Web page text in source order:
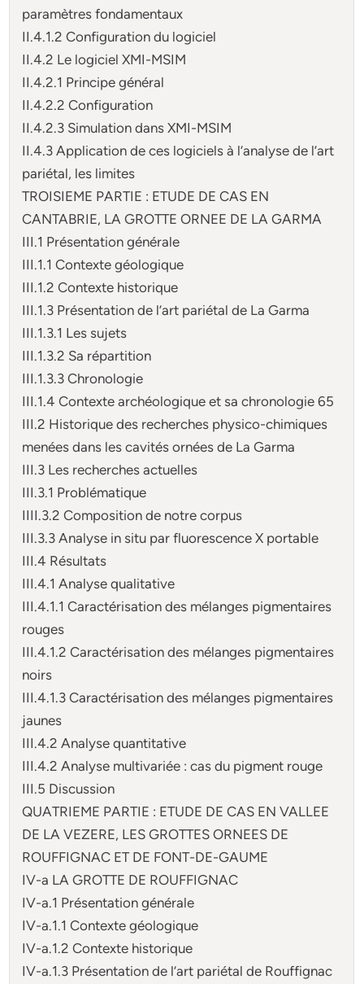
paramètres fondamentaux
II.4.1.2 Configuration du logiciel
II.4.2 Le logiciel XMI-MSIM
II.4.2.1 Principe général
II.4.2.2 Configuration
II.4.2.3 Simulation dans XMI-MSIM
II.4.3 Application de ces logiciels à l’analyse de l’art
pariétal, les limites
TROISIEME PARTIE : ETUDE DE CAS EN
CANTABRIE, LA GROTTE ORNEE DE LA GARMA
III.1 Présentation générale
III.1.1 Contexte géologique
III.1.2 Contexte historique
III.1.3 Présentation de l’art pariétal de La Garma
III.1.3.1 Les sujets
III.1.3.2 Sa répartition
III.1.3.3 Chronologie
III.1.4 Contexte archéologique et sa chronologie 65
III.2 Historique des recherches physico-chimiques
menées dans les cavités ornées de La Garma
III.3 Les recherches actuelles
III.3.1 Problématique
IIII.3.2 Composition de notre corpus
III.3.3 Analyse in situ par fluorescence X portable
III.4 Résultats
III.4.1 Analyse qualitative
III.4.1.1 Caractérisation des mélanges pigmentaires
rouges
III.4.1.2 Caractérisation des mélanges pigmentaires
noirs
III.4.1.3 Caractérisation des mélanges pigmentaires
jaunes
III.4.2 Analyse quantitative
III.4.2 Analyse multivariée : cas du pigment rouge
III.5 Discussion
QUATRIEME PARTIE : ETUDE DE CAS EN VALLEE
DE LA VEZERE, LES GROTTES ORNEES DE
ROUFFIGNAC ET DE FONT-DE-GAUME
IV-a LA GROTTE DE ROUFFIGNAC
IV-a.1 Présentation générale
IV-a.1.1 Contexte géologique
IV-a.1.2 Contexte historique
IV-a.1.3 Présentation de l’art pariétal de Rouffignac